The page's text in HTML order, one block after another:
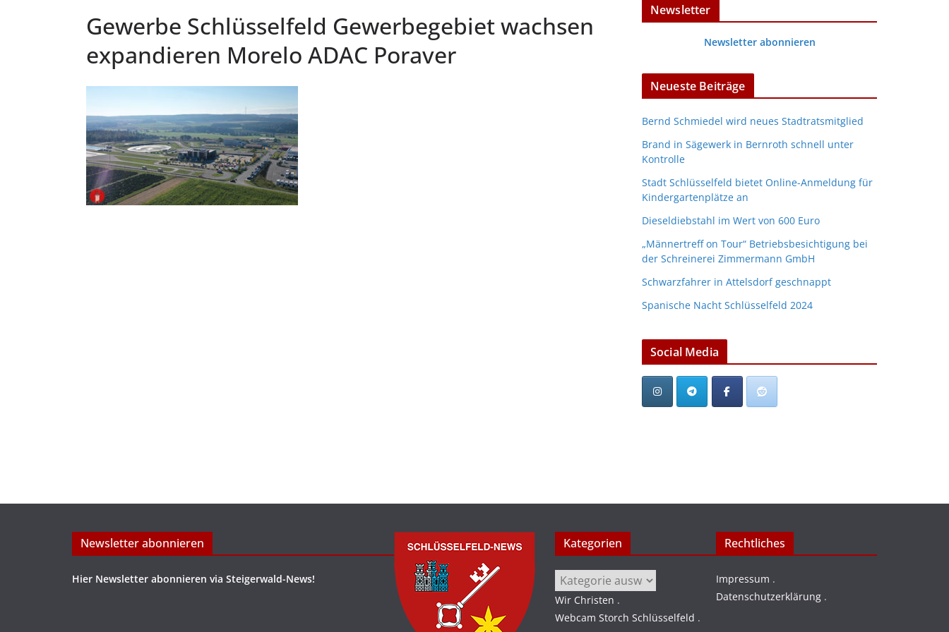
Gewerbe Schlüsselfeld Gewerbegebiet wachsen
expandieren Morelo ADAC Poraver
Newsletter
Newsletter abonnieren
Neueste Beiträge
Bernd Schmiedel wird neues Stadtratsmitglied
Brand in Sägewerk in Bernroth schnell unter
Kontrolle
Stadt Schlüsselfeld bietet Online-Anmeldung für
Kindergartenplätze an
Dieseldiebstahl im Wert von 600 Euro
„Männertreff on Tour“ Betriebsbesichtigung bei
der Schreinerei Zimmermann GmbH
Schwarzfahrer in Attelsdorf geschnappt
Spanische Nacht Schlüsselfeld 2024
Social Media
Newsletter abonnieren
Hier Newsletter abonnieren via Steigerwald-News!
Kategorien
Kategorien
Wir Christen .
Webcam Storch Schlüsselfeld .
Rechtliches
Impressum .
Datenschutzerklärung .